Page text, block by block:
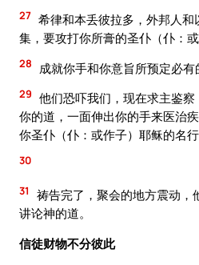
27 希律和本丢彼拉多，外邦人
集，要攻打你所膏的圣仆（仆：
28 成就你手和你意旨所预定必有
29 他们恐吓我们，现在求主鉴
你的道，一面伸出你的手来医治
你圣仆（仆：或作子）耶稣的名
30
31
祷告完了，聚会的地方震动，
讲论神的道。
信徒财物不分彼此